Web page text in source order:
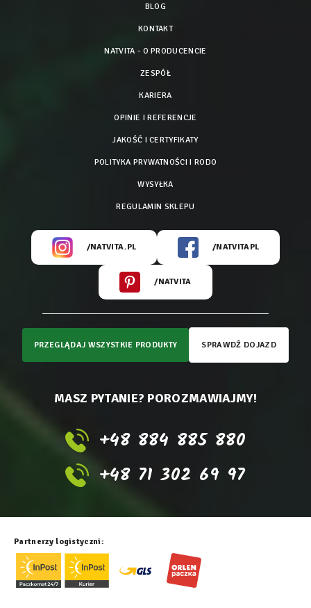
BLOG
KONTAKT
NATVITA - O PRODUCENCIE
ZESPÓŁ
KARIERA
OPINIE I REFERENCJE
JAKOŚĆ I CERTYFIKATY
POLITYKA PRYWATNOŚCI I RODO
WYSYŁKA
REGULAMIN SKLEPU
/NATVITA.PL /NATVITAPL
/NATVITA
PRZEGLĄDAJ WSZYSTKIE PRODUKTY SPRAWDŹ DOJAZD
MASZ PYTANIE? POROZMAWIAJMY!
+48 884 885 880
+48 71 302 69 97
Partnerzy logistyczni: